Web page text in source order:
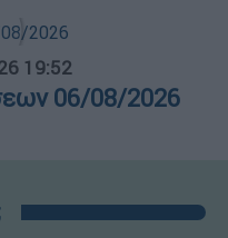
19:52
06/08/2026